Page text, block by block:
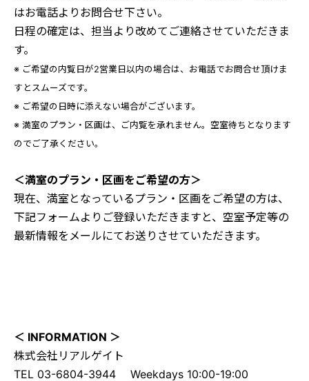
はお電話よりお問合せ下さい。
日程の確定は、担当より改めてご連絡させていただきま
す。
※ ご希望の内覧日が2営業日以内の場合は、お電話でお問合せ頂けま
すとスムーズです。
※ ご希望の日時に添えない場合がございます。
※ 満室のプラン・区画は、ご内覧を承れません。空室待ちとなります
のでご了承ください。
＜満室のプラン・区画をご希望の方＞
現在、満室となっているプラン・区画をご希望の方は、
下記フォームよりご登録いただきますと、空室予定等の
最新情報をメールにてお送りさせていただきます。
＜ INFORMATION ＞
株式会社リアルゲイト
TEL 03-6804-3944 Weekdays